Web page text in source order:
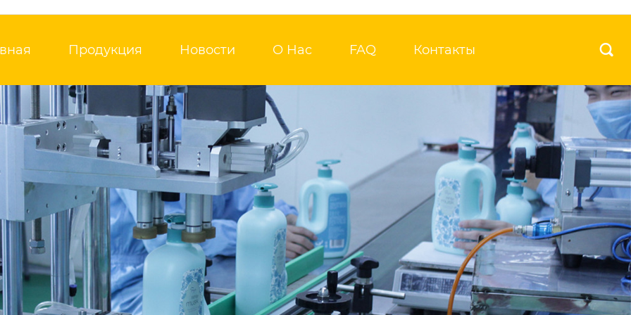
Продукция Новости О Нас FAQ Контакты 